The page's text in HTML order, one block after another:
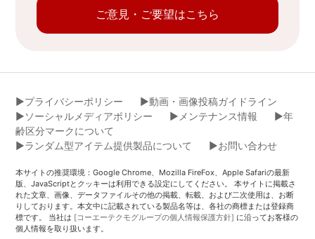
ご意見・ご要望はこちら
▶︎プライバシーポリシー
▶︎動画・画像投稿ガイドライン
▶︎ソーシャルメディアポリシー
▶︎メンテナンス情報
▶︎年
齢区分マークについて
▶︎ランダム型アイテム提供製品について
▶︎お問い合わせ
本サイトの推奨環境：Google Chrome、Mozilla FireFox、Apple Safariの最新
版、JavaScriptとクッキーは利用できる設定にしてください。 本サイトに掲載さ
れた文章、画像、データファイルその他の掲載、転載、および二次使用は、お断
りしております。本文中に記載されている製品名等は、各社の商標または登録商
標です。 当社は [コーエーテクモグループの個人情報保護方針] に沿ってお客様の
個人情報を取り扱います。